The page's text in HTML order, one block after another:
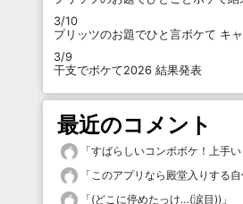
3/10
プリッツのお題でひと言ボケて キ
3/9
干支でボケて2026 結果発表
最近のコメント
「すばらしいコンボボケ！上手い
「 このアプリなら殿堂入りする自
「(どこに停めたっけ…(涙目)) 」